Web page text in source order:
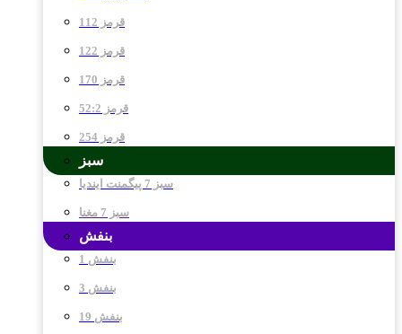
قرمز 112
قرمز 122
قرمز 170
قرمز 52:2
قرمز 254
سبز
سبز 7 پیگمنت ایندیا
سبز 7 مغنا
بنفش
بنفش 1
بنفش 3
بنفش 19